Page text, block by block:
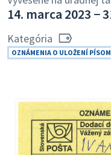
14. marca 2023 −
Kategória
OZNÁMENIA O ULOŽENÍ